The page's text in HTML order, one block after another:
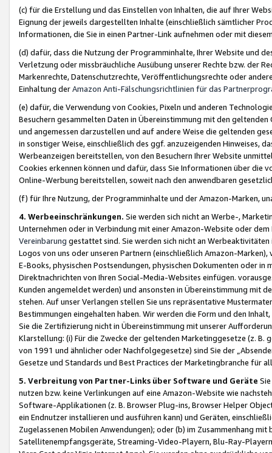
(c) für die Erstellung und das Einstellen von Inhalten, die auf Ihrer
Eignung der jeweils dargestellten Inhalte (einschließlich sämtlicher
Informationen, die Sie in einen Partner-Link aufnehmen oder mit
(d) dafür, dass die Nutzung der Programminhalte, Ihrer Website und
Verletzung oder missbräuchliche Ausübung unserer Rechte bzw. der
Markenrechte, Datenschutzrechte, Veröffentlichungsrechte oder
Einhaltung derAmazon Anti-Fälschungsrichtlinien für das
(e) dafür, die Verwendung von Cookies, Pixeln und anderen
Besuchern gesammelten Daten in Übereinstimmung mit den
und angemessen darzustellen und auf andere Weise die geltenden
in sonstiger Weise, einschließlich des ggf. anzuzeigenden Hinweises,
Werbeanzeigen bereitstellen, von den Besuchern Ihrer Website
Cookies erkennen können und dafür, dass Sie Informationen über die
Online-Werbung bereitstellen, soweit nach den anwendbaren
(f) für Ihre Nutzung, der Programminhalte und der Amazon-Marken,
4. Werbeeinschränkungen. Sie werden sich nicht an Werbe-,
Unternehmen oder in Verbindung mit einer Amazon-Website oder
Vereinbarung gestattet sind. Sie werden sich nicht an
Logos von uns oder unseren Partnern (einschließlich Amazon-
E-Books, physischen Postsendungen, physischen Dokumenten oder in
Direktnachrichten von Ihren Social-Media-Websites einfügen.
Kunden angemeldet werden) und ansonsten in Übereinstimmung mit
stehen. Auf unser Verlangen stellen Sie uns repräsentative
Bestimmungen eingehalten haben. Wir werden die Form und den
Sie die Zertifizierung nicht in Übereinstimmung mit unserer
Klarstellung: (i) Für die Zwecke der geltenden Marketinggesetze (z. B.
von 1991 und ähnlicher oder Nachfolgegesetze) sind Sie der
Gesetze und Standards und Best Practices der Marketingbranche für
5. Verbreitung von Partner-Links über Software und Geräte
nutzen bzw. keine Verlinkungen auf eine Amazon-Website wie
Software-Applikationen (z. B. Browser Plug-ins, Browser Helper
ein Endnutzer installieren und ausführen kann) und Geräten,
Zugelassenen Mobilen Anwendungen); oder (b) im Zusammenhang
Satellitenempfangsgeräte, Streaming-Video-Playern, Blu-Ray-